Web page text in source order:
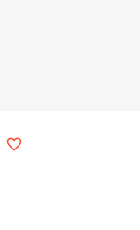
favorite_border